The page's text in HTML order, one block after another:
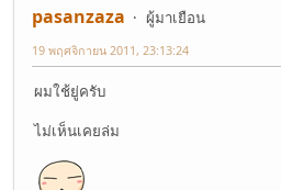
pasanzaza
ผู้มาเยือน
19 พฤศจิกายน 2011, 23:13:24
ผมใช้ยู่ครับ
ไม่เห็นเคยล่ม